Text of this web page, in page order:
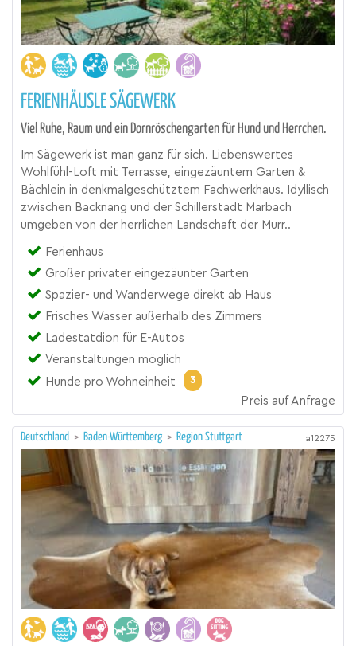
FERIENHÄUSLE SÄGEWERK
Viel Ruhe, Raum und ein Dornröschengarten für Hund und Herrchen.
Im Sägewerk ist man ganz für sich. Liebenswertes
Wohlfühl-Loft mit Terrasse, eingezäuntem Garten &
Bächlein in denkmalgeschütztem Fachwerkhaus. Idyllisch
zwischen Backnang und der Schillerstadt Marbach
umgeben von der herrlichen Landschaft der Murr..
Ferienhaus
Großer privater eingezäunter Garten
Spazier- und Wanderwege direkt ab Haus
Frisches Wasser außerhalb des Zimmers
Ladestatdion für E-Autos
Veranstaltungen möglich
Hunde pro Wohneinheit
3
Preis auf Anfrage
Deutschland > Baden-Württemberg > Region Stuttgart a12275